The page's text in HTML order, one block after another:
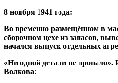
8 ноября 1941 года:
Во временно размещённом в
сборочном цехе из запасов,
начался выпуск отдельных
«Ни одной детали не
Волкова: